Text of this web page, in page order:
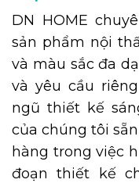
DN HOME
sản phẩm nội
và màu sắc đa
và yêu cầu
ngũ thiết kế
của chúng tôi
hàng trong việc
đoạn thiết kế